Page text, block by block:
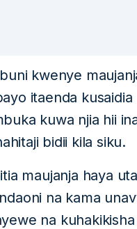
kwenye
itaenda
kuwa njia hii
bidii kila siku.
maujanja haya
na kama
na